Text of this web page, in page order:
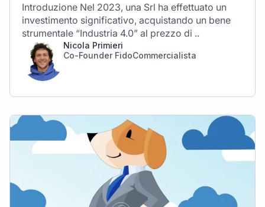
Introduzione Nel 2023, una Srl ha effettuato un
investimento significativo, acquistando un bene
strumentale “Industria 4.0” al prezzo di ..
Nicola Primieri
Co-Founder FidoCommercialista